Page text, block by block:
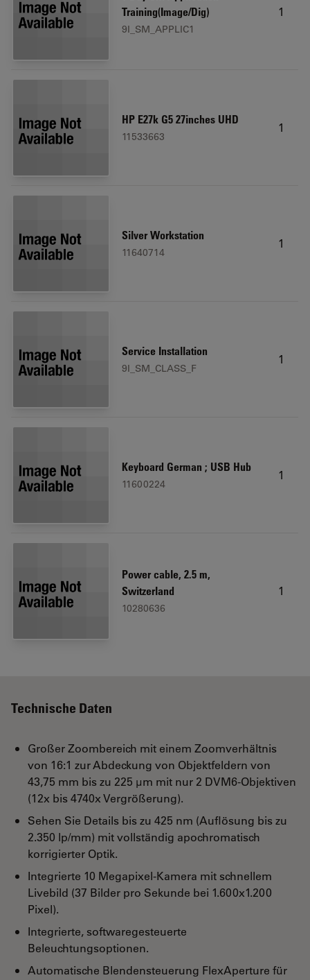
Training(Image/Dig)
9I_SM_APPLIC1
1
HP E27k G5 27inches UHD
11533663
1
Silver Workstation
11640714
1
Service Installation
9I_SM_CLASS_F
1
Keyboard German ; USB Hub
11600224
1
Power cable, 2.5 m,
Switzerland
10280636
1
Technische Daten
Großer Zoombereich mit einem Zoomverhältnis
von 16:1 zur Abdeckung von Objektfeldern von
43,75 mm bis zu 225 µm mit nur 2 DVM6-Objektiven
(12x bis 4740x Vergrößerung).
Sehen Sie Details bis zu 425 nm (Auflösung bis zu
2.350 lp/mm) mit vollständig apochromatisch
korrigierter Optik.
Integrierte 10 Megapixel-Kamera mit schnellem
Livebild (37 Bilder pro Sekunde bei 1.600x1.200
Pixel).
Integrierte, softwaregesteuerte
Beleuchtungsoptionen.
Automatische Blendensteuerung FlexAperture für